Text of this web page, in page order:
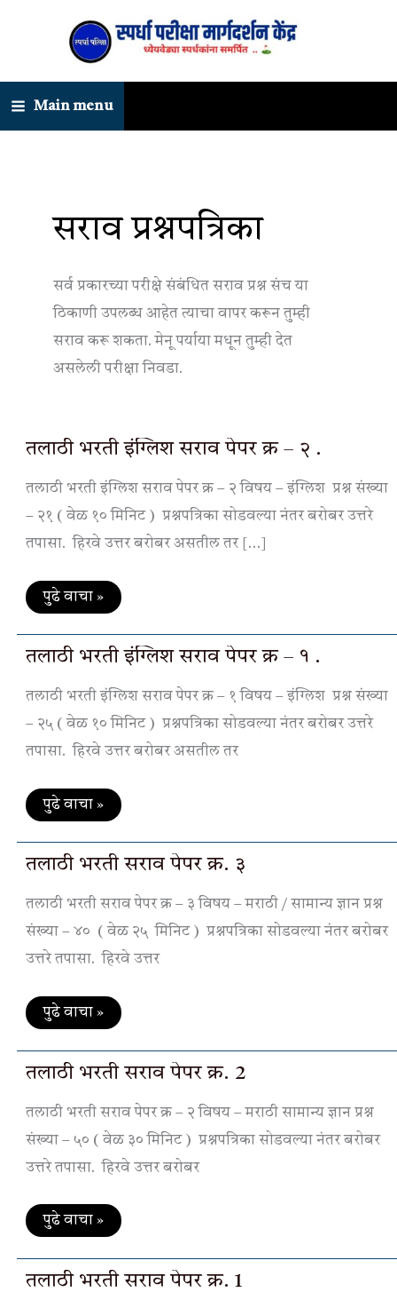
Main menu
सराव प्रश्नपत्रिका
सर्व प्रकारच्या परीक्षे संबंधित सराव प्रश्न संच या
ठिकाणी उपलब्ध आहेत त्याचा वापर करून तुम्ही
सराव करू शकता. मेनू पर्याया मधून तुम्ही देत
असलेली परीक्षा निवडा.
तलाठी भरती इंग्लिश सराव पेपर क्र – २ .
तलाठी भरती इंग्लिश सराव पेपर क्र – २ विषय – इंग्लिश प्रश्न संख्या
– २१ ( वेळ १० मिनिट ) प्रश्नपत्रिका सोडवल्या नंतर बरोबर उत्तरे
तपासा. हिरवे उत्तर बरोबर असतील तर […]
तलाठी
भरती
सराव
क्र
–
२
पुढे वाचा »
तलाठी भरती इंग्लिश सराव पेपर क्र – १ .
तलाठी भरती इंग्लिश सराव पेपर क्र – १ विषय – इंग्लिश प्रश्न संख्या
– २५ ( वेळ १० मिनिट ) प्रश्नपत्रिका सोडवल्या नंतर बरोबर उत्तरे
तपासा. हिरवे उत्तर बरोबर असतील तर
तलाठी
भरती
सराव
क्र
–
१
पुढे वाचा »
तलाठी भरती सराव पेपर क्र. ३
तलाठी भरती सराव पेपर क्र – ३ विषय – मराठी / सामान्य ज्ञान प्रश्न
संख्या – ४० ( वेळ २५ मिनिट ) प्रश्नपत्रिका सोडवल्या नंतर बरोबर
उत्तरे तपासा. हिरवे उत्तर
तलाठी
पेपर
३
पुढे वाचा »
तलाठी भरती सराव पेपर क्र. 2
तलाठी भरती सराव पेपर क्र – २ विषय – मराठी सामान्य ज्ञान प्रश्न
संख्या – ५० ( वेळ ३० मिनिट ) प्रश्नपत्रिका सोडवल्या नंतर बरोबर
उत्तरे तपासा. हिरवे उत्तर बरोबर
तलाठी
भरती
पेपर
2
पुढे वाचा »
तलाठी भरती सराव पेपर क्र. 1
तलाठी
भरती